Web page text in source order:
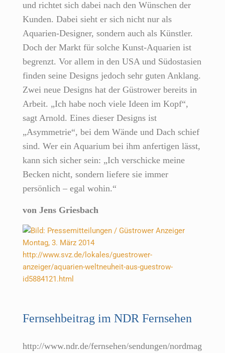
und richtet sich dabei nach den Wünschen der
Kunden. Dabei sieht er sich nicht nur als
Aquarien-Designer, sondern auch als Künstler.
Doch der Markt für solche Kunst-Aquarien ist
begrenzt. Vor allem in den USA und Südostasien
finden seine Designs jedoch sehr guten Anklang.
Zwei neue Designs hat der Güstrower bereits in
Arbeit. „Ich habe noch viele Ideen im Kopf“,
sagt Arnold. Eines dieser Designs ist
„Asymmetrie“, bei dem Wände und Dach schief
sind. Wer ein Aquarium bei ihm anfertigen lässt,
kann sich sicher sein: „Ich verschicke meine
Becken nicht, sondern liefere sie immer
persönlich – egal wohin.“
von Jens Griesbach
Fernsehbeitrag im NDR Fernsehen
http://www.ndr.de/fernsehen/sendungen/nordmag